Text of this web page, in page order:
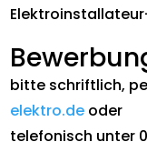
bitte schriftlich,
elektro.de oder
telefonisch unter